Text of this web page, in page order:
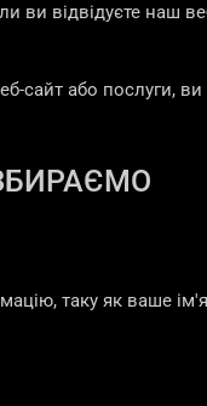
ви відвідуєте наш
сайт або послуги,
таку як ваше